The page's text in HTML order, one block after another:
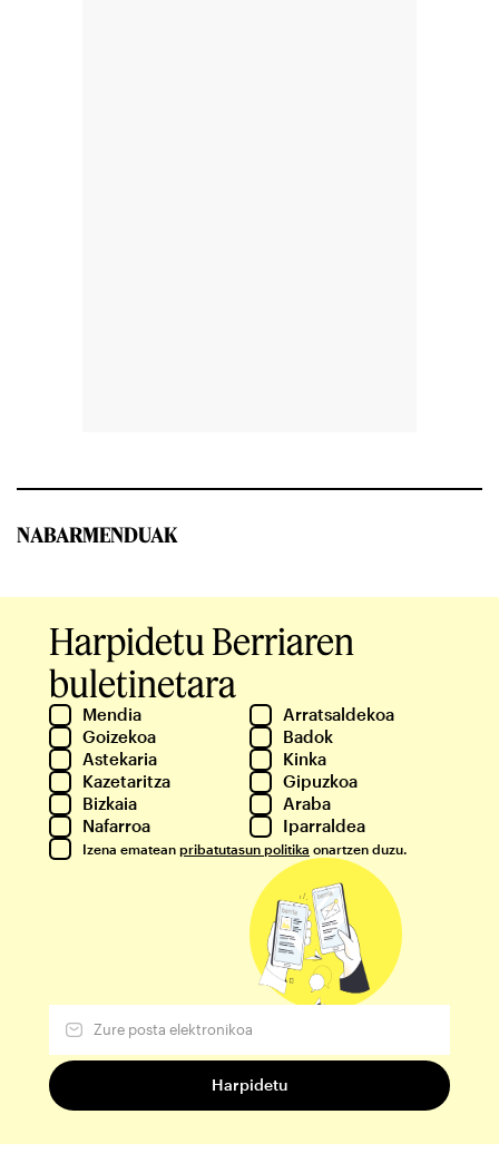
NABARMENDUAK
Harpidetu Berriaren
buletinetara
Mendia
Arratsaldekoa
Goizekoa
Badok
Astekaria
Kinka
Kazetaritza
Gipuzkoa
Bizkaia
Araba
Nafarroa
Iparraldea
Izena ematean pribatutasun politika onartzen duzu.